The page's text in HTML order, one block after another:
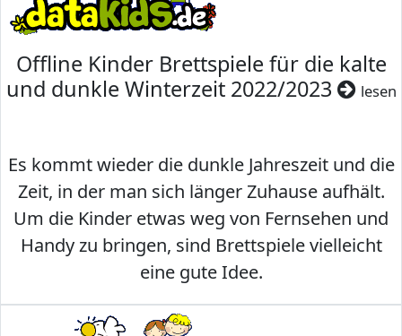
Offline Kinder Brettspiele für die kalte
und dunkle Winterzeit 2022/2023
lesen
Es kommt wieder die dunkle Jahreszeit und die
Zeit, in der man sich länger Zuhause aufhält.
Um die Kinder etwas weg von Fernsehen und
Handy zu bringen, sind Brettspiele vielleicht
eine gute Idee.